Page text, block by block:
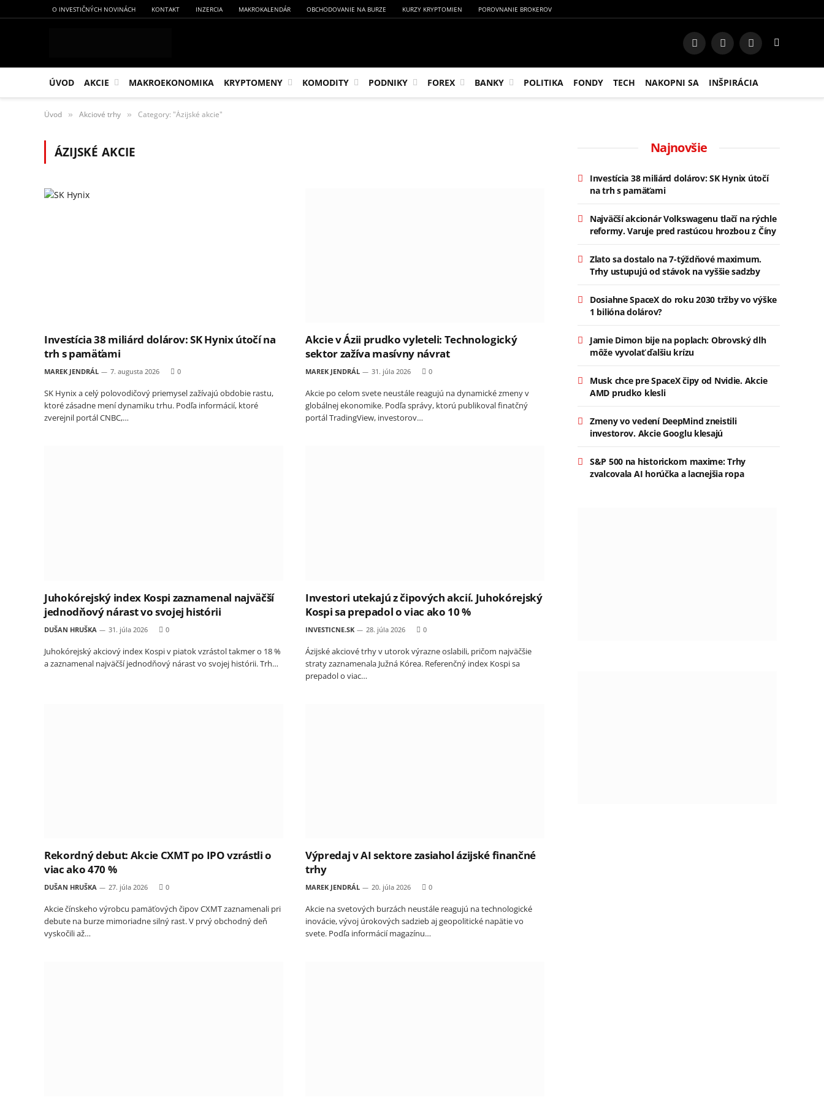
O INVESTIČNÝCH NOVINÁCH KONTAKT INZERCIA MAKROKALENDÁR OBCHODOVANIE NA BURZE KURZY KRYPTOMIEN POROVNANIE BROKEROV
FacebookInstagram
RSS
ÚVOD AKCIE MAKROEKONOMIKA KRYPTOMENY KOMODITY PODNIKY FOREX BANKY POLITIKA FONDY TECH NAKOPNI SA INŠPIRÁCIA
Úvod » Akciové trhy » Category: "Ázijské akcie"
ÁZIJSKÉ AKCIE
Investícia 38 miliárd dolárov: SK Hynix útočí na
trh s pamäťami
MAREK JENDRÁL 7. augusta 2026 0
SK Hynix a celý polovodičový priemysel zažívajú obdobie rastu,
ktoré zásadne mení dynamiku trhu. Podľa informácií, ktoré
zverejnil portál CNBC,…
Akcie v Ázii prudko vyleteli: Technologický
sektor zažíva masívny návrat
MAREK JENDRÁL 31. júla 2026 0
Akcie po celom svete neustále reagujú na dynamické zmeny v
globálnej ekonomike. Podľa správy, ktorú publikoval finatčný
portál TradingView, investorov…
Juhokórejský index Kospi zaznamenal najväčší
jednodňový nárast vo svojej histórii
DUŠAN HRUŠKA 31. júla 2026 0
Juhokórejský akciový index Kospi v piatok vzrástol takmer o 18 %
a zaznamenal najväčší jednodňový nárast vo svojej histórii. Trh…
Investori utekajú z čipových akcií. Juhokórejský
Kospi sa prepadol o viac ako 10 %
INVESTICNE.SK 28. júla 2026 0
Ázijské akciové trhy v utorok výrazne oslabili, pričom najväčšie
straty zaznamenala Južná Kórea. Referenčný index Kospi sa
prepadol o viac…
Rekordný debut: Akcie CXMT po IPO vzrástli o
viac ako 470 %
DUŠAN HRUŠKA 27. júla 2026 0
Akcie čínskeho výrobcu pamäťových čipov CXMT zaznamenali pri
debute na burze mimoriadne silný rast. V prvý obchodný deň
vyskočili až…
Výpredaj v AI sektore zasiahol ázijské finančné
trhy
MAREK JENDRÁL 20. júla 2026 0
Akcie na svetových burzách neustále reagujú na technologické
inovácie, vývoj úrokových sadzieb aj geopolitické napätie vo
svete. Podľa informácií magazínu…
Najnovšie
Investícia 38 miliárd dolárov: SK Hynix útočí
na trh s pamäťami
Najväčší akcionár Volkswagenu tlačí na rýchle
reformy. Varuje pred rastúcou hrozbou z Číny
Zlato sa dostalo na 7-týždňové maximum.
Trhy ustupujú od stávok na vyššie sadzby
Dosiahne SpaceX do roku 2030 tržby vo výške
1 bilióna dolárov?
Jamie Dimon bije na poplach: Obrovský dlh
môže vyvolať ďalšiu krízu
Musk chce pre SpaceX čipy od Nvidie. Akcie
AMD prudko klesli
Zmeny vo vedení DeepMind zneistili
investorov. Akcie Googlu klesajú
S&P 500 na historickom maxime: Trhy
zvalcovala AI horúčka a lacnejšia ropa